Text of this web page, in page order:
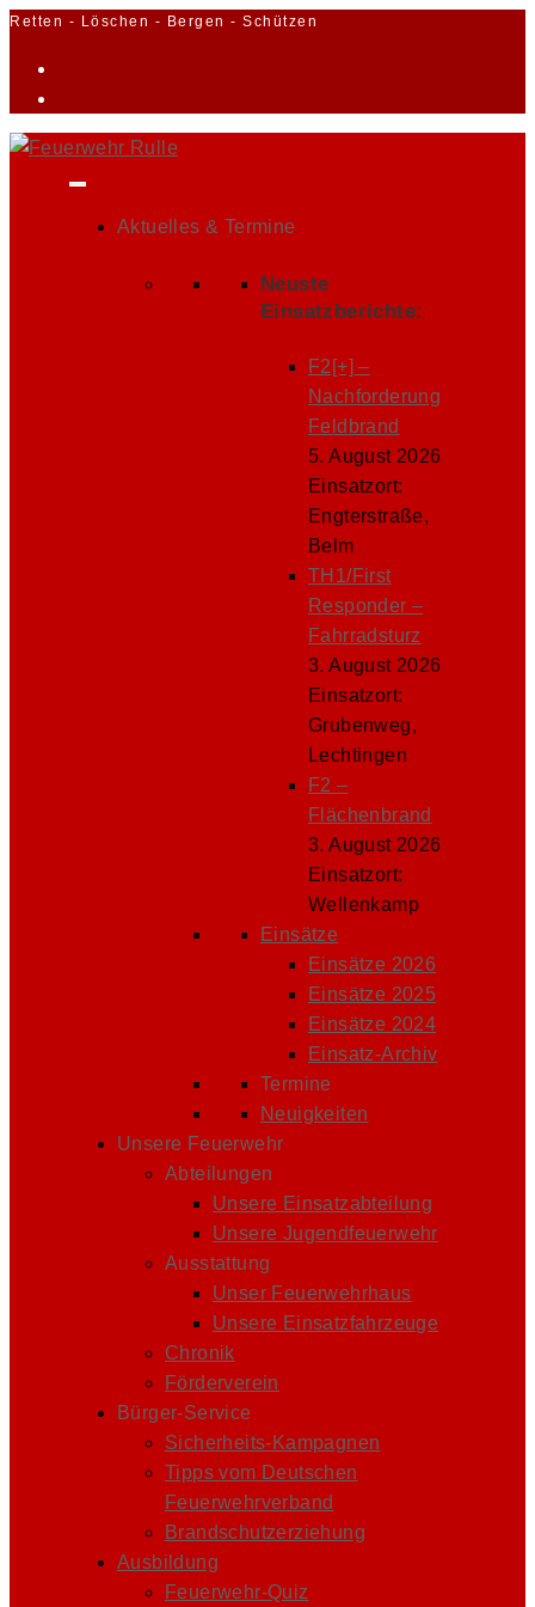
Zum
Retten - Löschen - Bergen - Schützen
Aktuelles & Termine
Neuste
Einsatzberichte:
F2[+] –
Nachforderung
Feldbrand
5. August 2026
Einsatzort:
Engterstraße,
Belm
TH1/First
Responder –
Fahrradsturz
3. August 2026
Einsatzort:
Grubenweg,
Lechtingen
F2 –
Flächenbrand
3. August 2026
Einsatzort:
Wellenkamp
Einsätze
Einsätze 2026
Einsätze 2025
Einsätze 2024
Einsatz-Archiv
Termine
Neuigkeiten
Unsere Feuerwehr
Abteilungen
Unsere Einsatzabteilung
Unsere Jugendfeuerwehr
Ausstattung
Unser Feuerwehrhaus
Unsere Einsatzfahrzeuge
Chronik
Förderverein
Bürger-Service
Sicherheits-Kampagnen
Tipps vom Deutschen
Feuerwehrverband
Brandschutzerziehung
Ausbildung
Feuerwehr-Quiz